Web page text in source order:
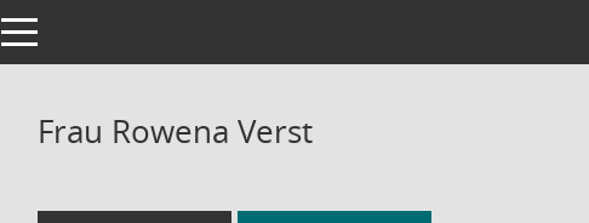
Toggle navigation
Frau Rowena Verst